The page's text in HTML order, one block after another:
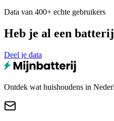
Data van 400+ echte gebruikers
Heb je al een
Deel je data
Ontdek wat huishoudens in